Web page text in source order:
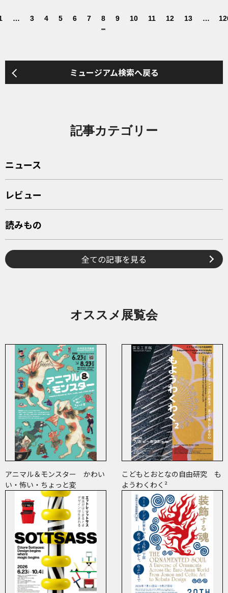
… 3 4 5 6 7 8 9 10 11 12 13 …
ミュージアム検索へ戻る
記事カテゴリー
ニュース
レビュー
読みもの
全ての記事を見る
オススメ展覧会
アニマル＆モンスター かわい
い・怖い・ちょっと変
こどもとおとなの自由研究 も
ようわくわく²